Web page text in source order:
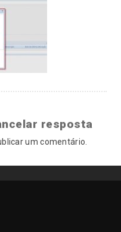
resposta
um comentário.